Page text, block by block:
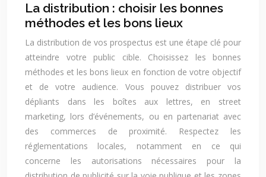
La distribution : choisir les bonnes
méthodes et les bons lieux
La distribution de vos prospectus est une étape clé pour
atteindre votre public cible. Choisissez les bonnes
méthodes et les bons lieux en fonction de votre objectif
et de votre audience. Vous pouvez distribuer vos
dépliants dans les boîtes aux lettres, en street
marketing, lors d’événements, ou en partenariat avec
des commerces de proximité. Respectez les
réglementations locales, notamment en ce qui
concerne les autorisations nécessaires pour la